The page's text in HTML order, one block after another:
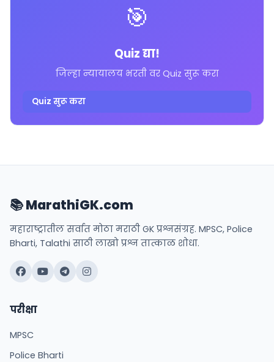
🎯
Quiz द्या!
जिल्हा न्यायालय भरती वर Quiz सुरू करा
Quiz सुरू करा
📚 MarathiGK.com
महाराष्ट्रातील सर्वात मोठा मराठी GK प्रश्नसंग्रह. MPSC, Police
Bharti, Talathi साठी लाखो प्रश्न तात्काळ शोधा.
परीक्षा
MPSC
Police Bharti